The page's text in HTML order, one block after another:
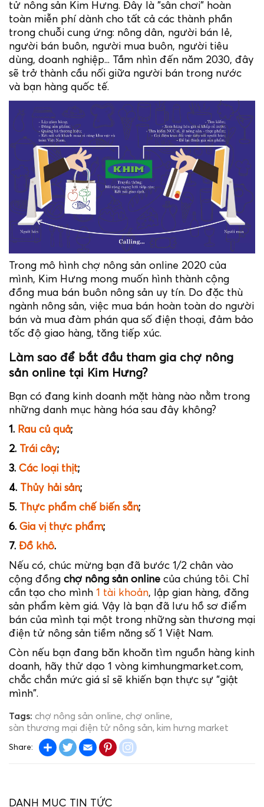
tử nông sản Kim Hưng. Đây là "sân chơi" hoàn
toàn miễn phí dành cho tất cả các thành phần
trong chuỗi cung ứng: nông dân, người bán lẻ,
người bán buôn, người mua buôn, người tiêu
dùng, doanh nghiệp... Tầm nhìn đến năm 2030, đây
sẽ trở thành cầu nối giữa người bán trong nước
và bạn hàng quốc tế.
Trong mô hình chợ nông sản online 2020 của
mình, Kim Hưng mong muốn hình thành cộng
đồng mua bán buôn nông sản uy tín. Do đặc thù
ngành nông sản, việc mua bán hoàn toàn do người
bán và mua đàm phán qua số điện thoại, đảm bảo
tốc độ giao hàng, tăng tiếp xúc.
Làm sao để bắt đầu tham gia chợ nông
sản online tại Kim Hưng?
Bạn có đang kinh doanh mặt hàng nào nằm trong
những danh mục hàng hóa sau đây không?
1. Rau củ quả;
2. Trái cây;
3. Các loại thịt;
4. Thủy hải sản;
5. Thực phẩm chế biến sẵn;
6. Gia vị thực phẩm;
7. Đồ khô.
Nếu có, chúc mừng bạn đã bước 1/2 chân vào
cộng đồng chợ nông sản online của chúng tôi. Chỉ
cần tạo cho mình 1 tài khoản, lập gian hàng, đăng
sản phẩm kèm giá. Vậy là bạn đã lưu hồ sơ điểm
bán của mình tại một trong những sàn thương mại
điện tử nông sản tiềm năng số 1 Việt Nam.
Còn nếu bạn đang băn khoăn tìm nguồn hàng kinh
doanh, hãy thử dạo 1 vòng kimhungmarket.com,
chắc chắn mức giá sỉ sẽ khiến bạn thực sự "giật
mình".
Tags: chợ nông sản online chợ online
sàn thương mại điện tử nông sản
kim hưng market
Share: Share TwitterEmail Pinterest
DANH MỤC TIN TỨC